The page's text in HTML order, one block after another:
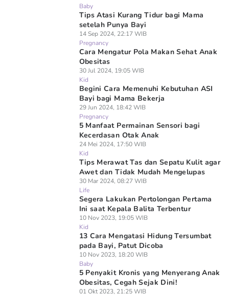
Baby
Tips Atasi Kurang Tidur bagi Mama
setelah Punya Bayi
14 Sep 2024, 22:17 WIB
Pregnancy
Cara Mengatur Pola Makan Sehat Anak
Obesitas
30 Jul 2024, 19:05 WIB
Kid
Begini Cara Memenuhi Kebutuhan ASI
Bayi bagi Mama Bekerja
29 Jun 2024, 18:42 WIB
Pregnancy
5 Manfaat Permainan Sensori bagi
Kecerdasan Otak Anak
24 Mei 2024, 17:50 WIB
Kid
Tips Merawat Tas dan Sepatu Kulit agar
Awet dan Tidak Mudah Mengelupas
30 Mar 2024, 08:27 WIB
Life
Segera Lakukan Pertolongan Pertama
Ini saat Kepala Balita Terbentur
10 Nov 2023, 19:05 WIB
Kid
13 Cara Mengatasi Hidung Tersumbat
pada Bayi, Patut Dicoba
10 Nov 2023, 18:20 WIB
Baby
5 Penyakit Kronis yang Menyerang Anak
Obesitas, Cegah Sejak Dini!
01 Okt 2023, 21:25 WIB